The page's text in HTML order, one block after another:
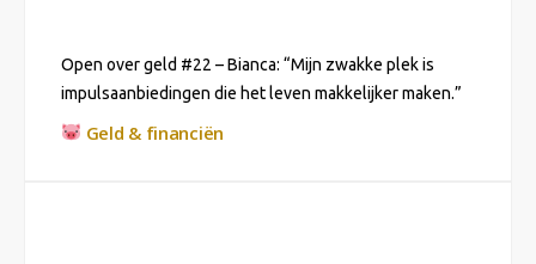
Open over geld #22 – Bianca: “Mijn zwakke plek is
impulsaanbiedingen die het leven makkelijker maken.”
Geld & financiën